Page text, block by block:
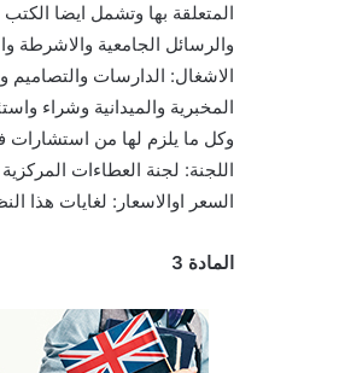
المتعلقة بها وتشمل ايضا
والرسائل الجامعية والاشرطة
الاشغال: الدارسات والتصاميم
المخبرية والميدانية وشراء
وكل ما يلزم لها من استشارات
اللجنة: لجنة العطاءات
السعر اوالاسعار: لغايات هذا
المادة 3